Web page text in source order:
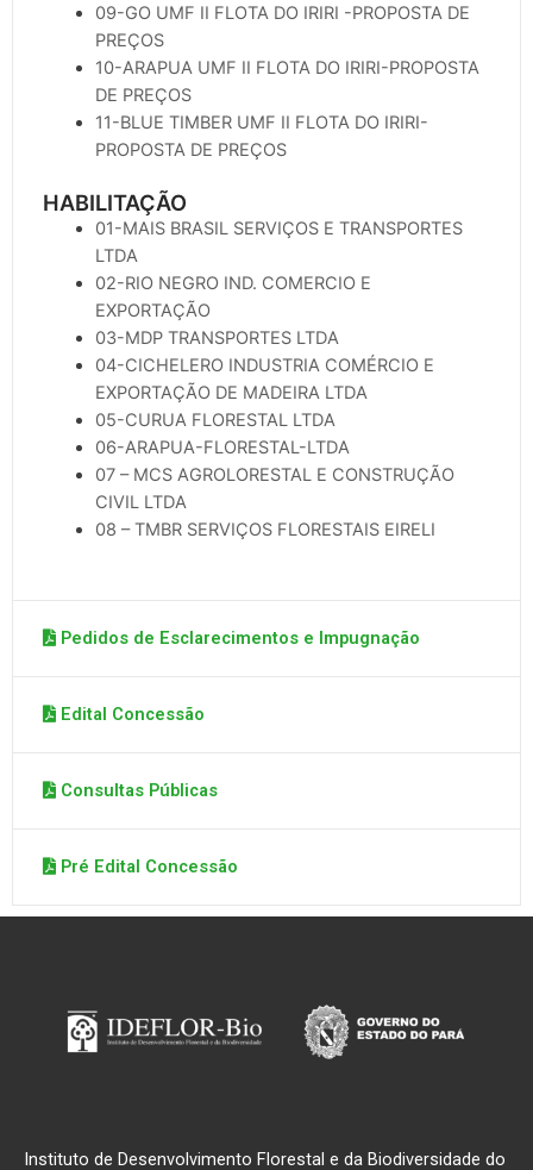
09-GO UMF II FLOTA DO IRIRI -PROPOSTA DE
PREÇOS
10-ARAPUA UMF II FLOTA DO IRIRI-PROPOSTA
DE PREÇOS
11-BLUE TIMBER UMF II FLOTA DO IRIRI-
PROPOSTA DE PREÇOS
HABILITAÇÃO
01-MAIS BRASIL SERVIÇOS E TRANSPORTES
LTDA
02-RIO NEGRO IND. COMERCIO E
EXPORTAÇÃO
03-MDP TRANSPORTES LTDA
04-CICHELERO INDUSTRIA COMÉRCIO E
EXPORTAÇÃO DE MADEIRA LTDA
05-CURUA FLORESTAL LTDA
06-ARAPUA-FLORESTAL-LTDA
07 – MCS AGROLORESTAL E CONSTRUÇÃO
CIVIL LTDA
08 – TMBR SERVIÇOS FLORESTAIS EIRELI
Pedidos de Esclarecimentos e Impugnação
Edital Concessão
Consultas Públicas
Pré Edital Concessão
Instituto de Desenvolvimento Florestal e da Biodiversidade do